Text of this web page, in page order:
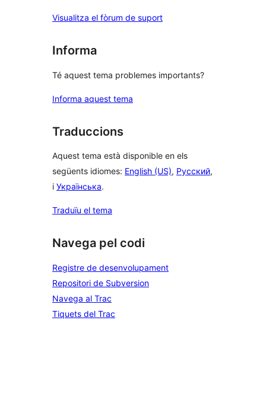
Visualitza el fòrum de suport
Informa
Té aquest tema problemes importants?
Informa aquest tema
Traduccions
Aquest tema està disponible en els
següents idiomes: English (US), Русский,
i Українська.
Traduïu el tema
Navega pel codi
Registre de desenvolupament
Repositori de Subversion
Navega al Trac
Tiquets del Trac